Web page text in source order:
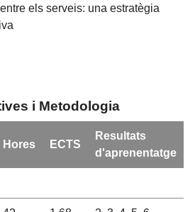
els serveis: una estratègia
i Metodologia
Hores ECTS
Resultats
d'aprenentatge